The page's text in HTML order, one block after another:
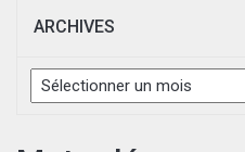
ARCHIVES
Archives